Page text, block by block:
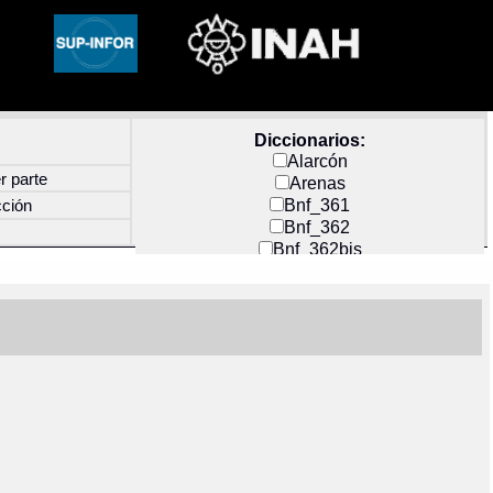
Diccionarios:
Alarcón
Arenas
Bnf_361
Bnf_362
Bnf_362bis
Docs_México
parte